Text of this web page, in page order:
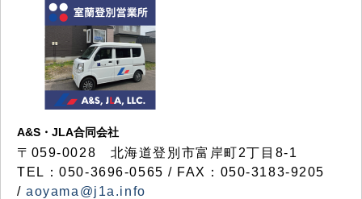
A&S・JLA合同会社
〒 059-0028 北海道登別市富岸町2丁目 8-1
TEL：050-3696-0565 / FAX：050-3183-9205
/aoyama@j1a.info